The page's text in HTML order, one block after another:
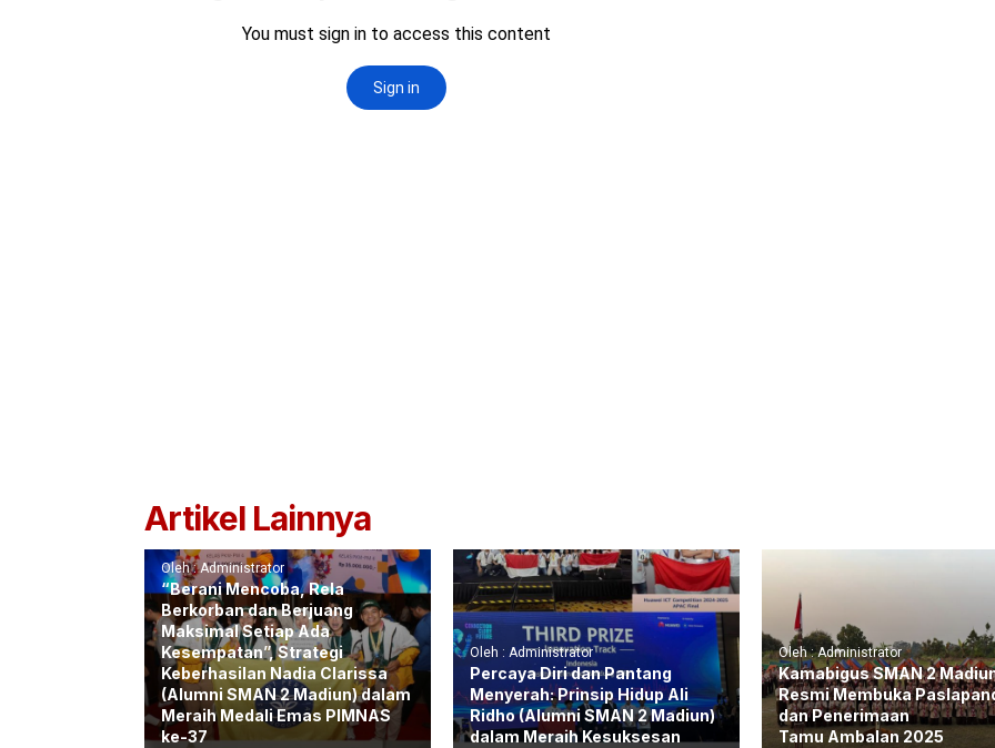
Artikel Lainnya
Oleh : Administrator
“Berani Mencoba, Rela
Berkorban dan Berjuang
Maksimal Setiap Ada
Kesempatan”, Strategi
Keberhasilan Nadia Clarissa
(Alumni SMAN 2 Madiun) dalam
Meraih Medali Emas PIMNAS
ke-37
Oleh : Administrator
Percaya Diri dan Pantang
Menyerah: Prinsip Hidup Ali
Ridho (Alumni SMAN 2 Madiun)
dalam Meraih Kesuksesan
Oleh : Administrator
Kamabigus SMAN 2
Resmi Membuka
dan Penerimaan
Tamu Ambalan 2025